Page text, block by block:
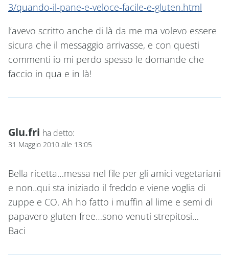
3/quando-il-pane-e-veloce-facile-e-gluten.html
l’avevo scritto anche di là da me ma volevo essere
sicura che il messaggio arrivasse, e con questi
commenti io mi perdo spesso le domande che
faccio in qua e in là!
Glu.fri ha detto:
31 Maggio 2010 alle 13:05
Bella ricetta…messa nel file per gli amici vegetariani
e non..qui sta iniziado il freddo e viene voglia di
zuppe e CO. Ah ho fatto i muffin al lime e semi di
papavero gluten free…sono venuti strepitosi…
Baci